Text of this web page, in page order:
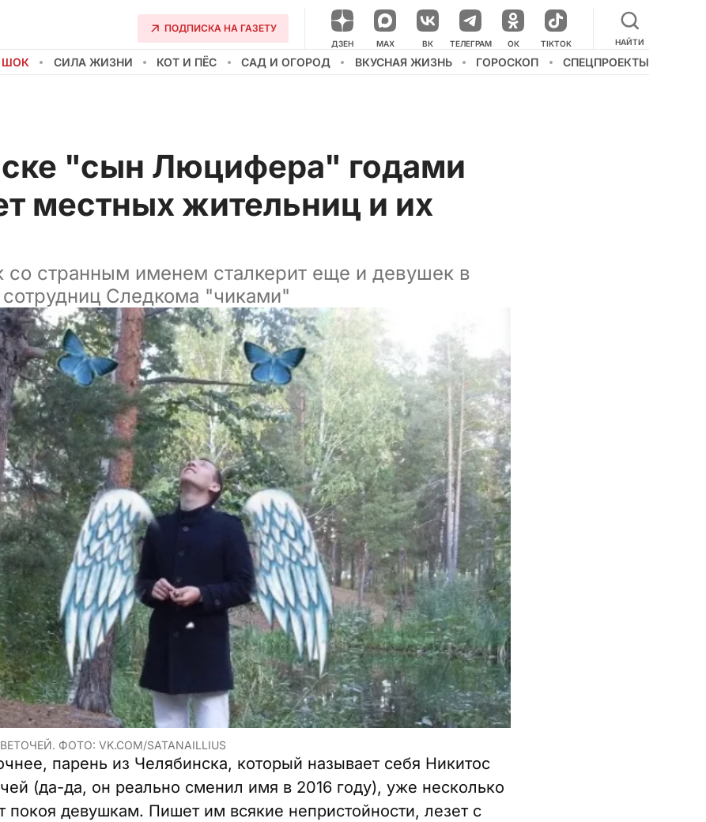
ПОДПИСКА НА ГАЗЕТУ
ДЗЕН НАШ КАНАЛ В МЕССЕНДЖЕРЕ
MAX ВК ТЕЛЕГРАМ ОК TIKTOK НАЙТИ
ШОК СИЛА ЖИЗНИ КОТ И ПЁС САД И ОГОРОД ВКУСНАЯ ЖИЗНЬ ГОРОСКОП СПЕЦПРОЕКТЫ
"сын Люцифера" годами
местных жительниц и их
со странным именем сталкерит еще и девушек в
сотрудниц Следкома "чиками"
ФОТО: VK.COM/SATANAILLIUS
парень из Челябинска, который называет себя Никитос
(да-да, он реально сменил имя в 2016 году), уже несколько
покоя девушкам. Пишет им всякие непристойности, лезет с